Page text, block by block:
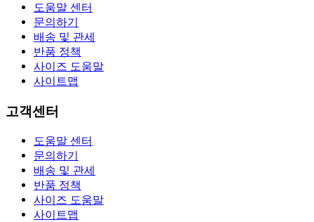
도움말 센터
문의하기
배송 및 관세
반품 정책
사이즈 도움말
사이트맵
고객센터
도움말 센터
문의하기
배송 및 관세
반품 정책
사이즈 도움말
사이트맵